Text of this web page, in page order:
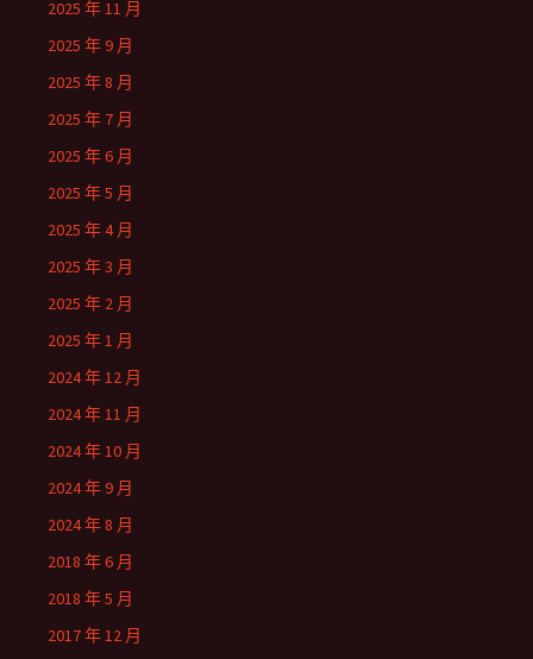
2025 年 11 月
2025 年 9 月
2025 年 8 月
2025 年 7 月
2025 年 6 月
2025 年 5 月
2025 年 4 月
2025 年 3 月
2025 年 2 月
2025 年 1 月
2024 年 12 月
2024 年 11 月
2024 年 10 月
2024 年 9 月
2024 年 8 月
2018 年 6 月
2018 年 5 月
2017 年 12 月